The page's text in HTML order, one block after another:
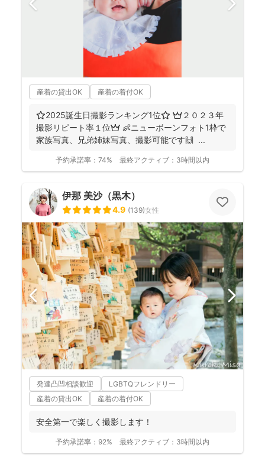
産着の貸出OK 産着の着付OK
⭐️2025誕生日撮影ランキング1位⭐️ 👑２０２３年
撮影リピート率１位👑 👶ニューボーンフォト1枠で
家族写真、兄弟姉妹写真、撮影可能です🙌 ...
予約承諾率： 74% 最終アクティブ： 3時間以内
伊那 美沙（黒木）
4.9 (139)女性
発達凸凹相談歓迎
LGBTQフレンドリー
産着の貸出OK
産着の着付OK
安全第一で楽しく撮影します！
予約承諾率： 92% 最終アクティブ： 3時間以内